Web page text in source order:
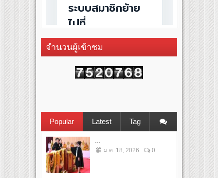
จำนวนผู้เข้าชม
Popular Latest Tag
ม.ค. 18, 2026 0